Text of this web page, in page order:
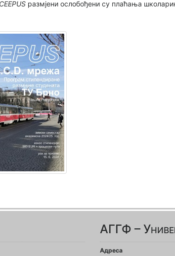
CEEPUS размјени ослобођени су плаћања
АГГФ –
Адреса